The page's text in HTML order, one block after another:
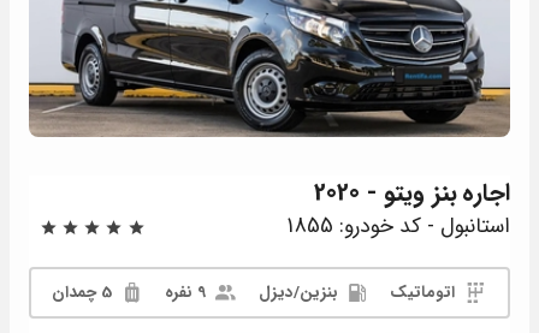
اجارهبنز ویتو - 2020
استانبول - کد خودرو: 1855
اتوماتیک بنزين/دیزل 9 نفره